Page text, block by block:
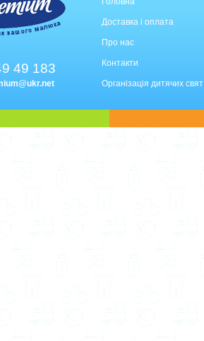
49 183
Доставка і оплата
Про нас
Контакти
Організація дитячих свят